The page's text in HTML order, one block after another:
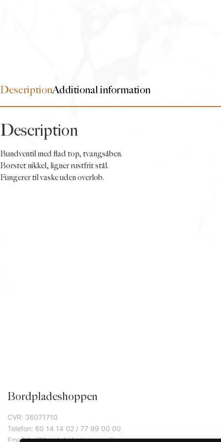
DescriptionAdditional information
Description
Bundventil med flad top, tvangsåben.
Børstet nikkel, ligner rustfrit stål.
Fungerer til vaske uden overløb.
Bordpladeshoppen
CVR: 36071710
Telefon: 60 14 14 02 / 77 99 00 00
Email: hej@bordpladeshoppen.dk